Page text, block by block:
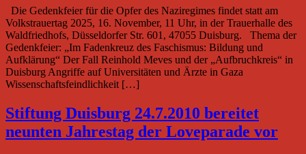
Die Gedenkfeier für die Opfer des Naziregimes findet statt am
Volkstrauertag 2025, 16. November, 11 Uhr, in der Trauerhalle des
Waldfriedhofs, Düsseldorfer Str. 601, 47055 Duisburg. Thema der
Gedenkfeier: „Im Fadenkreuz des Faschismus: Bildung und
Aufklärung“ Der Fall Reinhold Meves und der „Aufbruchkreis“ in
Duisburg Angriffe auf Universitäten und Ärzte in Gaza
Wissenschaftsfeindlichkeit […]
Stiftung Duisburg 24.7.2010 bereitet
neunten Jahrestag der Loveparade vor